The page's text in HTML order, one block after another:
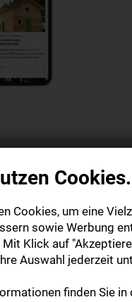
Cookies.
Cookies, um eine
sowie Werbung
Klick auf
Auswahl jederzeit
finden Sie in